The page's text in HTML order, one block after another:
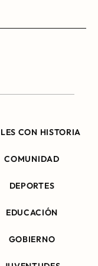
CON HISTORIA
COMUNIDAD
DEPORTES
EDUCACIÓN
GOBIERNO